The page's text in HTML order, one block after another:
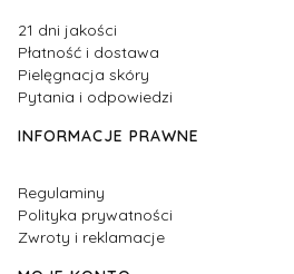
21 dni jakości
Płatność i dostawa
Pielęgnacja skóry
Pytania i odpowiedzi
INFORMACJE PRAWNE
Regulaminy
Polityka prywatności
Zwroty i reklamacje